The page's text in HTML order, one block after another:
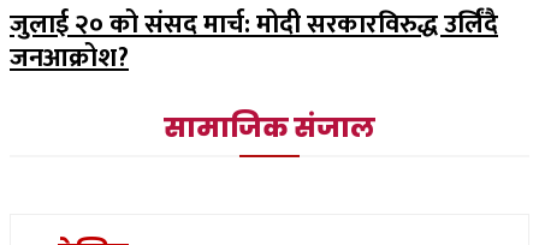
जुलाई २० को संसद मार्च: मोदी सरकारविरुद्ध उर्लिंदै
जनआक्रोश?
सामाजिक संजाल